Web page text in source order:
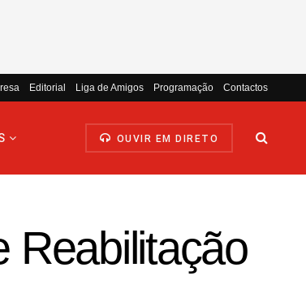
Editorial Liga de Amigos Programação Contactos
OUVIR EM DIRETO
Reabilitação